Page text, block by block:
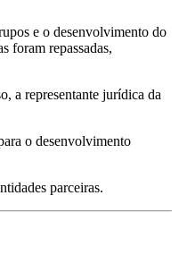
e o desenvolvimento do
foram repassadas,
a representante jurídica da
o desenvolvimento
parceiras.